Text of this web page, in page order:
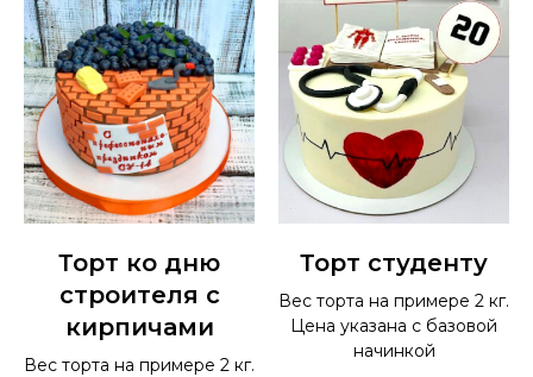
Торт ко дню
строителя с
кирпичами
Вес торта на примере 2 кг.
Торт студенту
Вес торта на примере 2 кг.
Цена указана с базовой
начинкой